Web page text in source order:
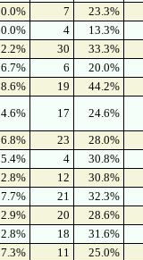
7
23.3%
4
13.3%
30
33.3%
6
20.0%
19
44.2%
17
24.6%
23
28.0%
4
30.8%
12
30.8%
21
32.3%
20
28.6%
18
31.6%
11
25.0%